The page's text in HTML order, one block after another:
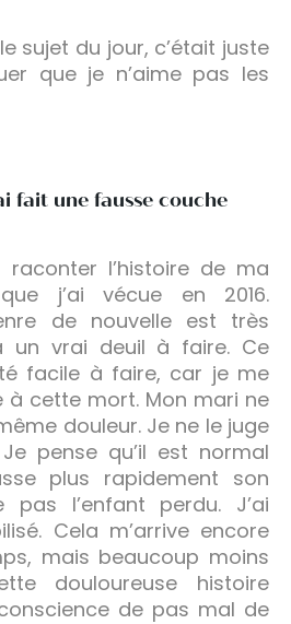
sujet du jour, c’était juste
que je n’aime pas les
fait une fausse couche
l’histoire de ma
j’ai vécue en 2016.
de nouvelle est très
un vrai deuil à faire. Ce
facile à faire, car je me
à cette mort. Mon mari ne
douleur. Je ne le juge
pense qu’il est normal
plus rapidement son
l’enfant perdu. J’ai
Cela m’arrive encore
mais beaucoup moins
douloureuse histoire
de pas mal de